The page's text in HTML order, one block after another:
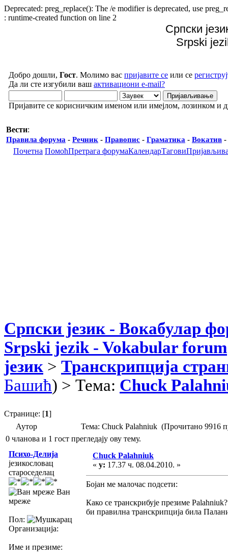
Deprecated: preg_replace(): The /e modifier is deprecated, use
: runtime-created function on line 2
Српски
Srpski
Добро дошли, Гост. Молимо вас пријавите се или се
Да ли сте изгубили ваш активациони e-mail?
Пријавите се корисничким именом или имејлом, лозинком и
Вести:
Правила форума - Речник - Правопис - Граматика - Вокатив -
Почетна ПомоћПретрага форумаКалендарТагови
Српски језик - Вокабулар
Srpski jezik - Vokabular forum
језик > Транскрипција
Башић) > Тема: Chuck
Странице: [1]
Аутор
Тема: Chuck Palahniuk (Прочитано 9916
0 чланова и 1 гост прегледају ову тему.
Психо-Делија
језикословац
староседелац
Ван
мреже
Пол:
Организација:
Име и презиме:
Chuck Palahniuk
« у: 17.37 ч. 08.04.2010. »
Бојан ме малочас подсети:
Како се транскрибује презиме
би правилна транскрипција била